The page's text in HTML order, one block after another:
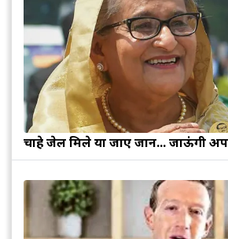
चाहे जेल मिले या जाए जान... जाऊंगी